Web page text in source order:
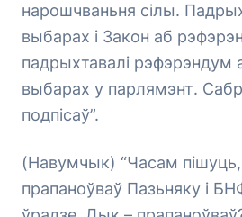
нарошчваньня сілы.
выбарах і Закон аб
падрыхтавалі рэфэрэндум
выбарах у парлямэнт.
подпісаў”.
(Навумчык) “Часам пішуць,
прапаноўваў Пазьняку і